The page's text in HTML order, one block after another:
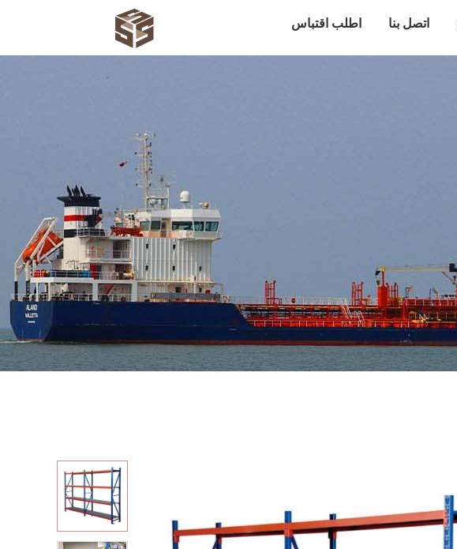
اتصل بنا اطلب اقتباس